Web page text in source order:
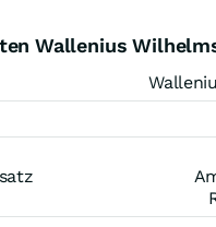
Wallenius